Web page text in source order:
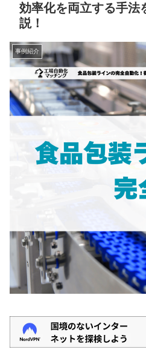
効率化を両立する手法
説！
事例紹介